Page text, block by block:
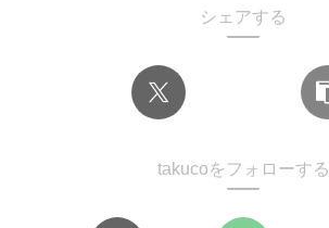
シェアする
takucoをフォローする